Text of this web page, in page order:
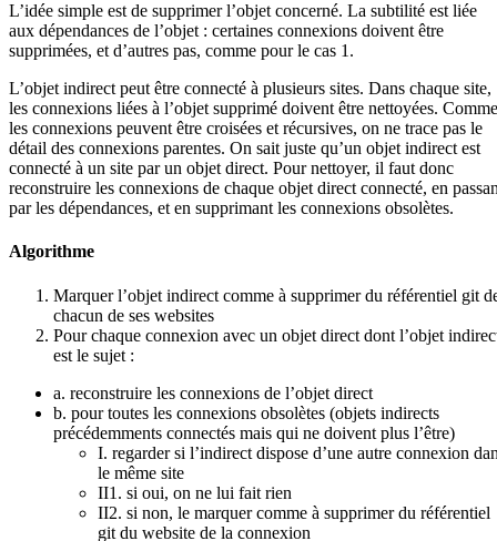
L’idée simple est de supprimer l’objet concerné. La subtilité est liée
aux dépendances de l’objet : certaines connexions doivent être
supprimées, et d’autres pas, comme pour le cas 1.
L’objet indirect peut être connecté à plusieurs sites. Dans chaque site,
les connexions liées à l’objet supprimé doivent être nettoyées. Comme
les connexions peuvent être croisées et récursives, on ne trace pas le
détail des connexions parentes. On sait juste qu’un objet indirect est
connecté à un site par un objet direct. Pour nettoyer, il faut donc
reconstruire les connexions de chaque objet direct connecté, en
par les dépendances, et en supprimant les connexions obsolètes.
Algorithme
Marquer l’objet indirect comme à supprimer du référentiel git
chacun de ses websites
Pour chaque connexion avec un objet direct dont l’objet
est le sujet :
a. reconstruire les connexions de l’objet direct
b. pour toutes les connexions obsolètes (objets indirects
précédemments connectés mais qui ne doivent plus l’être)
I. regarder si l’indirect dispose d’une autre connexion
le même site
II1. si oui, on ne lui fait rien
II2. si non, le marquer comme à supprimer du référentiel
git du website de la connexion